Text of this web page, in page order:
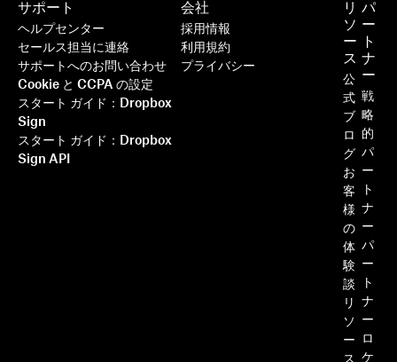
サポート
ヘルプセンター
セールス担当に連絡
サポートへのお問い合わせ
Cookie と CCPA の設定
スタート ガイド：Dropbox
Sign
スタート ガイド：Dropbox
Sign API
リ
ソ
ー
ス
公
式
ブ
ロ
グ
お
客
様
の
体
験
談
リ
ソ
ー
ス
パ
ー
ト
ナ
ー
戦
略
的
パ
ー
ト
ナ
ー
パ
ー
ト
ナ
ー
ロ
ケ
会社
採用情報
利用規約
プライバシー